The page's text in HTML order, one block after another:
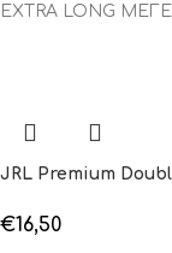
EXTRA LONG
JRL Premium
€16,50